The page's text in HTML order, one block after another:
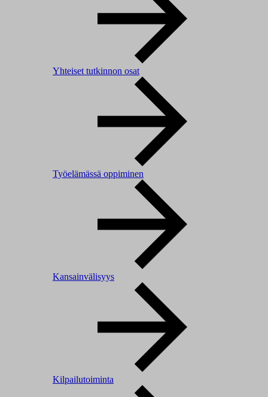
Yhteiset tutkinnon osat
Työelämässä oppiminen
Kansainvälisyys
Kilpailutoiminta